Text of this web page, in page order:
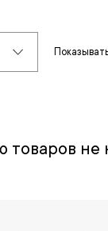
товаров не